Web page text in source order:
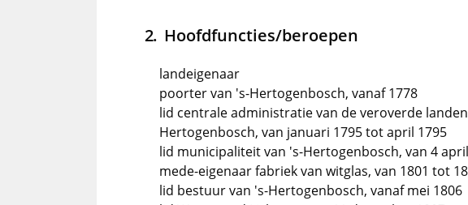
Hoofdfuncties/beroepen
landeigenaar
poorter van 's-Hertogenbosch, vanaf 1778
lid centrale administratie van de veroverde
Hertogenbosch, van januari 1795 tot april 1795
lid municipaliteit van 's-Hertogenbosch, van 4
mede-eigenaar fabriek van witglas, van 1801 tot
lid bestuur van 's-Hertogenbosch, vanaf mei 1806